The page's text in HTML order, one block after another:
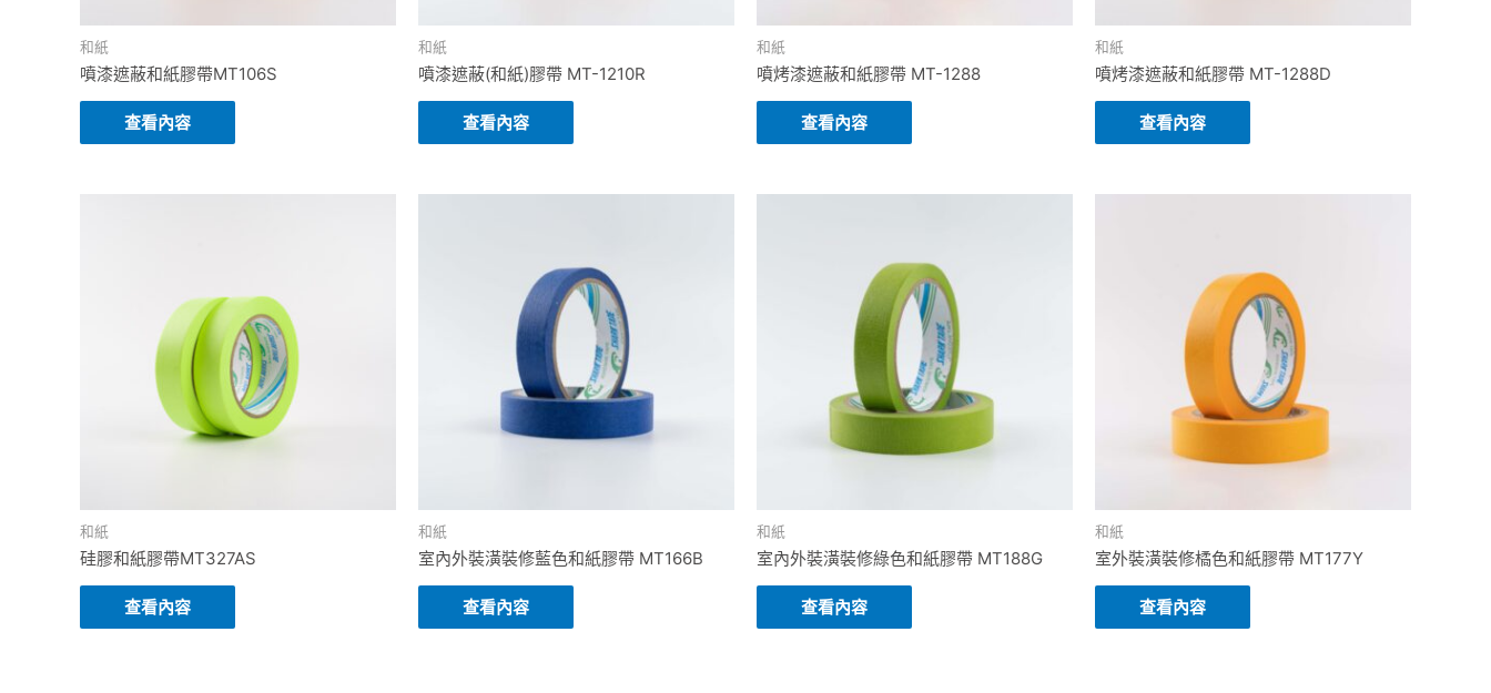
和紙
噴漆遮蔽和紙膠帶MT106S
查看內容
和紙
噴漆遮蔽(和紙)膠帶 MT-1210R
查看內容
和紙
噴烤漆遮蔽和紙膠帶 MT-1288
查看內容
和紙
噴烤漆遮蔽和紙膠帶 MT-1288D
查看內容
和紙
硅膠和紙膠帶MT327AS
查看內容
和紙
室內外裝潢裝修藍色和紙膠帶 MT166B
查看內容
和紙
室內外裝潢裝修綠色和紙膠帶 MT188G
查看內容
和紙
室外裝潢裝修橘色和紙膠帶 MT177Y
查看內容